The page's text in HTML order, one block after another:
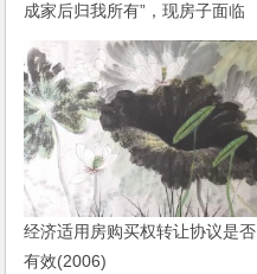
成家后归我所有”，现房子面临
拆迁，如何保障我的权益？
经济适用房购买权转让协议是否
有效(2006)